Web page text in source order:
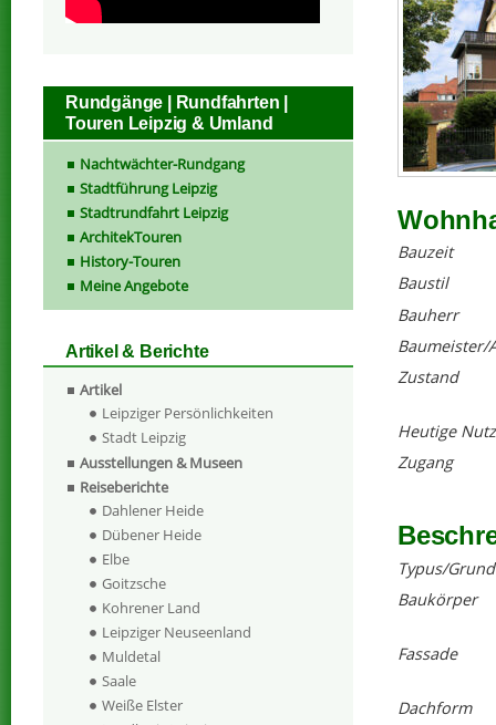
Bauzeit
Baustil
Bauherr
Baumeister/
Zustand
Heutige
Zugang
Typus/
Baukörper
Fassade
Dachform
Rundgänge | Rundfahrten |
Touren Leipzig & Umland
Nachtwächter-Rundgang
Stadtführung Leipzig
Stadtrundfahrt Leipzig
ArchitekTouren
History-Touren
Meine Angebote
Artikel & Berichte
Artikel
Leipziger Persönlichkeiten
Stadt Leipzig
Ausstellungen & Museen
Reiseberichte
Dahlener Heide
Dübener Heide
Elbe
Goitzsche
Kohrener Land
Leipziger Neuseenland
Muldetal
Saale
Weiße Elster